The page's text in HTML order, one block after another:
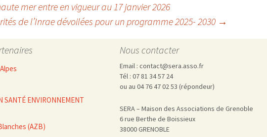
mer entre en vigueur au 17 janvier 2026
de l’Inrae dévoilées pour un programme 2025- 2030 →
SANTÉ ENVIRONNEMENT
(AZB)
Nous contacter
Email : contact@sera.asso.fr
Tél : 07 81 34 57 24
ou au 04 76 47 02 53 (répondeur)
SERA – Maison des Associations de Grenoble
6 rue Berthe de Boissieux
38000 GRENOBLE